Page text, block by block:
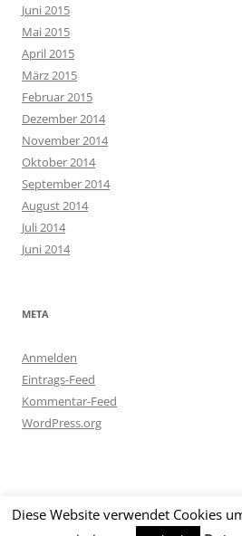
Juni 2015
Mai 2015
April 2015
März 2015
Februar 2015
Dezember 2014
November 2014
Oktober 2014
September 2014
August 2014
Juli 2014
Juni 2014
META
Anmelden
Eintrags-Feed
Kommentar-Feed
WordPress.org
Datenschutzerklärung Stolz präsentiert
Diese Website verwendet Cookies